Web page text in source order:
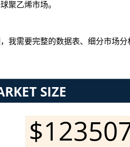
聚乙烯市场。
我需要完整的数据表、细分市场分